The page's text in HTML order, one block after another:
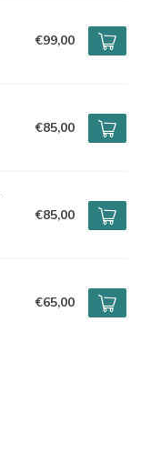
€99,00
€85,00
€85,00
€65,00